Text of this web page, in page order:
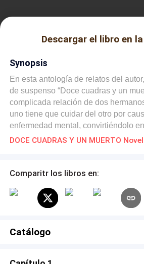
Descargar el libro en
Synopsis
En esta antología de relatos del
de suspenso “Doce cuadras y un
complicada relación de dos
uno tiene que cuidar del otro por
enfermedad mental, convirtiéndolo
resentido e infeliz. Situación que le
padre les dejó; pero nada es tan fácil
completamente inesperado. El resto
completan cinco relatos que oscilan
ameno para el disfrute de los
Comparitr los libros en:
Catálogo